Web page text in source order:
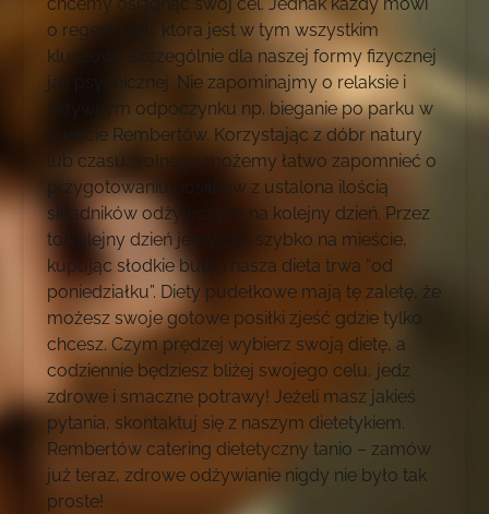
o regeneracji, która jest w tym wszystkim
kluczowa szczególnie dla naszej formy fizycznej
jak psychicznej. Nie zapominajmy o relaksie i
aktywnym odpoczynku np. bieganie po parku w
mieście Rembertów. Korzystając z dóbr natury
lub czasu wolnego możemy łatwo zapomnieć o
przygotowaniu posiłków z ustalona ilością
składników odżywczych na kolejny dzień. Przez
to kolejny dzień jemy coś szybko na mieście,
kupując słodkie bułki i nasza dieta trwa “od
poniedziałku”. Diety pudełkowe mają tę zaletę, że
możesz swoje gotowe posiłki zjeść gdzie tylko
chcesz. Czym prędzej wybierz swoją dietę, a
codziennie będziesz bliżej swojego celu, jedz
zdrowe i smaczne potrawy! Jeżeli masz jakieś
pytania, skontaktuj się z naszym dietetykiem.
Rembertów catering dietetyczny tanio – zamów
już teraz, zdrowe odżywianie nigdy nie było tak
proste!